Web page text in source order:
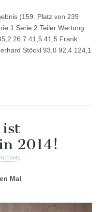
(159. Platz von 239
1 Serie 2 Teiler Wertung
26,7 41,5 41,5 Frank
Stöckl 93,0 92,4 124,1
ist
2014!
Mal